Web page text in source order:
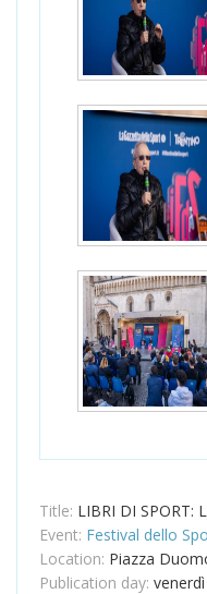
Title: LIBRI DI SPORT:
Event: Festival dello
Location: Piazza
Publication day: